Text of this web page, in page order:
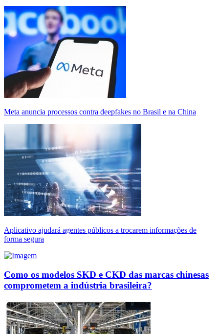
Meta anuncia processos contra deepfakes no Brasil e na China
Aplicativo ajudará agentes públicos a trocarem informações de
forma segura
Como os modelos SKD e CKD das marcas chinesas
comprometem a indústria brasileira?